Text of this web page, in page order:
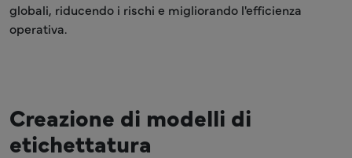
globali, riducendo i rischi e migliorando l'efficienza
operativa.
Creazione di modelli di
etichettatura